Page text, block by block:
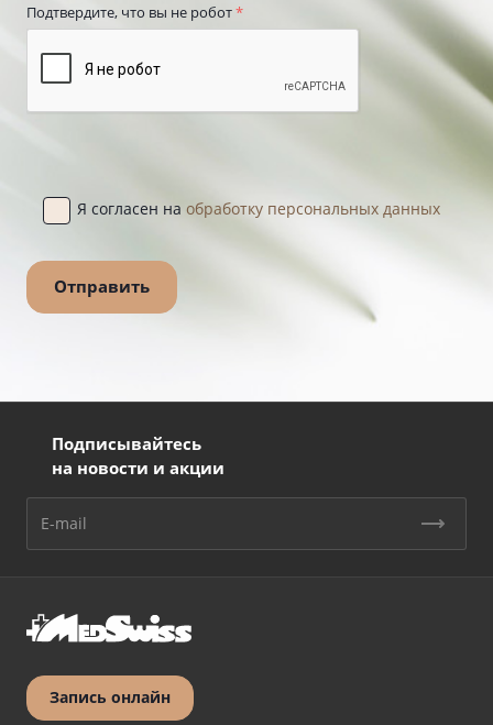
Подтвердите, что вы не робот*
Я согласен на обработку персональных данных
Подписывайтесь
на новости и акции
Запись онлайн